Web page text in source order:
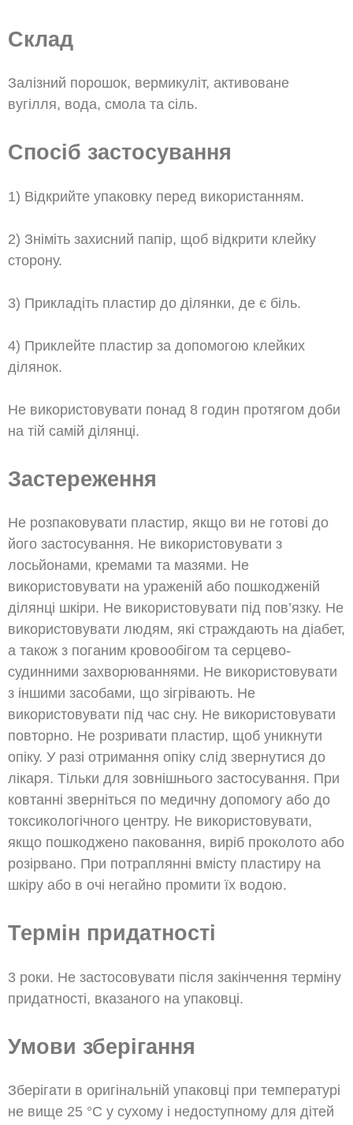
Склад
Залізний порошок, вермикуліт, активоване
вугілля, вода, смола та сіль.
Спосіб застосування
1) Відкрийте упаковку перед використанням.
2) Зніміть захисний папір, щоб відкрити клейку
сторону.
3) Прикладіть пластир до ділянки, де є біль.
4) Приклейте пластир за допомогою клейких
ділянок.
Не використовувати понад 8 годин протягом доби
на тій самій ділянці.
Застереження
Не розпаковувати пластир, якщо ви не готові до
його застосування. Не використовувати з
лосьйонами, кремами та мазями. Не
використовувати на ураженій або пошкодженій
ділянці шкіри. Не використовувати під пов’язку. Не
використовувати людям, які страждають на діабет,
а також з поганим кровообігом та серцево-
судинними захворюваннями. Не використовувати
з іншими засобами, що зігрівають. Не
використовувати під час сну. Не використовувати
повторно. Не розривати пластир, щоб уникнути
опіку. У разі отримання опіку слід звернутися до
лікаря. Тільки для зовнішнього застосування. При
ковтанні зверніться по медичну допомогу або до
токсикологічного центру. Не використовувати,
якщо пошкоджено паковання, виріб проколото або
розірвано. При потраплянні вмісту пластиру на
шкіру або в очі негайно промити їх водою.
Термін придатності
3 роки. Не застосовувати після закінчення терміну
придатності, вказаного на упаковці.
Умови зберігання
Зберігати в оригінальній упаковці при температурі
не вище 25 °С у сухому і недоступному для дітей